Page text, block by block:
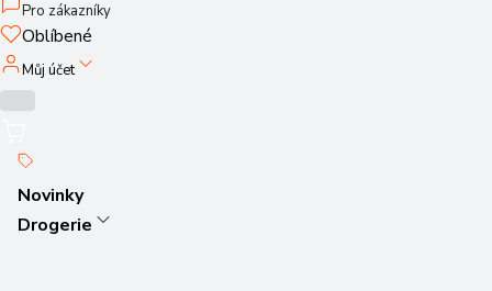
Pro zákazníky
Oblíbené
Můj účet
Novinky
Drogerie